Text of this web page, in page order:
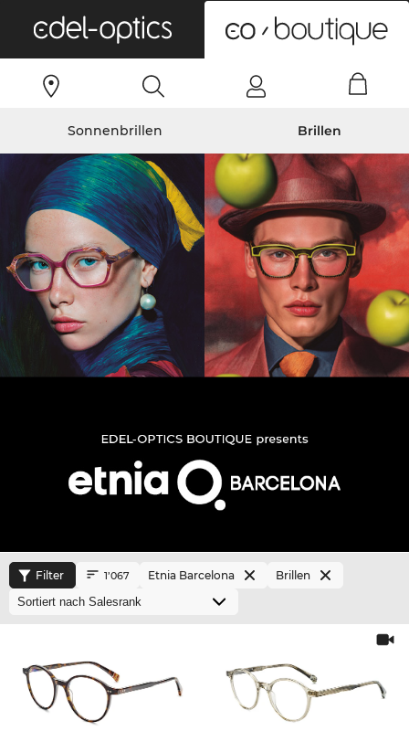
Sonnenbrillen Brillen
Filter 1’067 Etnia Barcelona Brillen